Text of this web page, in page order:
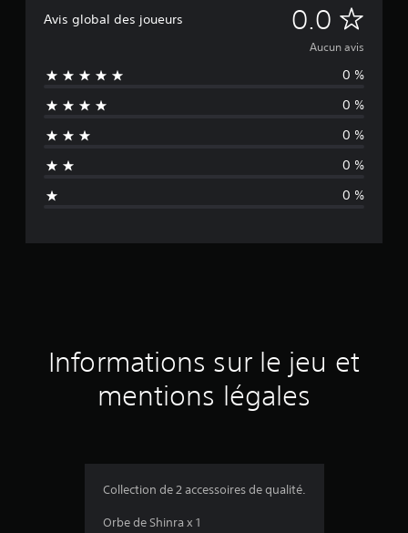
Avis global des joueurs 0.0 A
u
c
u
n
a
i
Aucun avis
0 %
0 %
0 %
0 %
0 %
Informations sur le jeu et
mentions légales
Collection de 2 accessoires de qualité.
Orbe de Shinra x 1